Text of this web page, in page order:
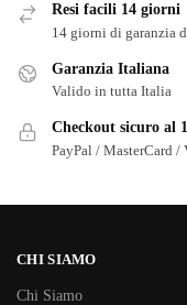
Resi facili 14 giorni
14 giorni di garanzia
Garanzia Italiana
Valido in tutta Italia
Checkout sicuro al
PayPal / MasterCard /
CHI SIAMO
Chi Siamo